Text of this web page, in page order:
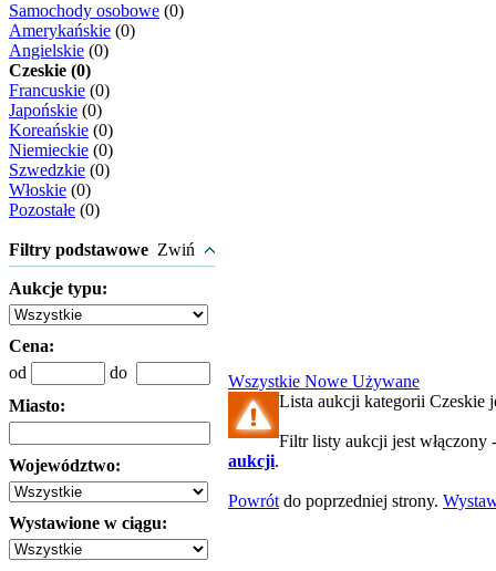
Samochody osobowe (0)
Amerykańskie (0)
Angielskie (0)
Czeskie (0)
Francuskie (0)
Japońskie (0)
Koreańskie (0)
Niemieckie (0)
Szwedzkie (0)
Włoskie (0)
Pozostałe (0)
Filtry podstawowe Zwiń
Aukcje typu:
Cena:
od
do
Miasto:
Województwo:
Wystawione w ciągu:
Wszystkie Nowe Używane
Lista aukcji kategorii Czeskie
Filtr listy aukcji jest włączony
aukcji.
Powrót do poprzedniej strony.